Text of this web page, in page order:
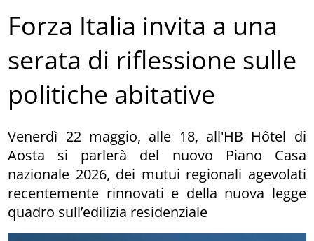
Forza Italia invita a una
serata di riflessione sulle
politiche abitative
Venerdì 22 maggio, alle 18, all'HB Hôtel di
Aosta si parlerà del nuovo Piano Casa
nazionale 2026, dei mutui regionali agevolati
recentemente rinnovati e della nuova legge
quadro sull’edilizia residenziale